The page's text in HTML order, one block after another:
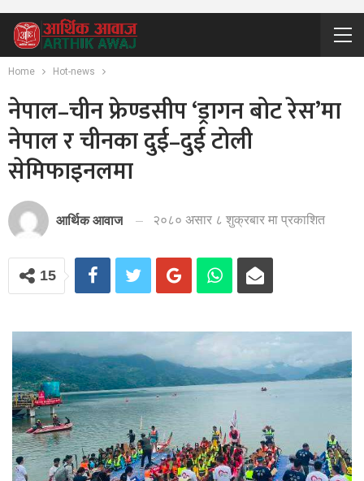
Home Hot-news
नेपाल–चीन फ्रेण्डसीप ‘ड्रागन बोट रेस’मा
नेपाल र चीनका दुई–दुई टोली
सेमिफाइनलमा
आर्थिक आवाज २०८० असार ८ शुक्रबार मा प्रकाशित
15